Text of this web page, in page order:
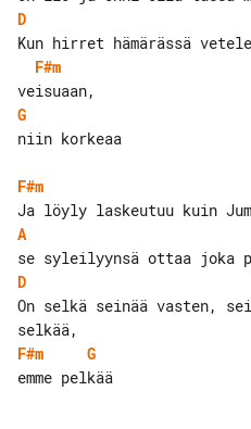
D
F#m
G
niin korkeaa
F#m
A
D
On selkä seinää vasten,
F#m
G
emme pelkää